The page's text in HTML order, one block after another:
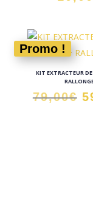
Promo !
KIT EXTRACTEUR
79,00€